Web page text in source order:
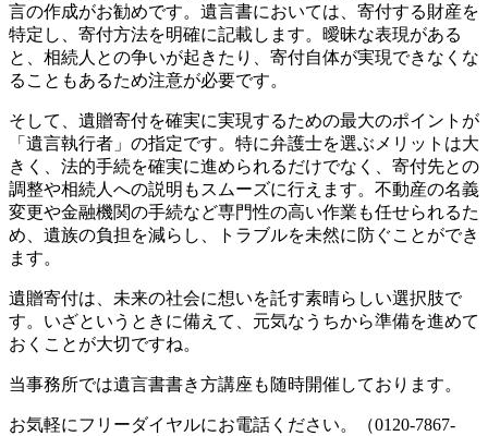
言の作成がお勧めです。遺言書においては、寄付する財産を
特定し、寄付方法を明確に記載します。曖昧な表現がある
と、相続人との争いが起きたり、寄付自体が実現できなくな
ることもあるため注意が必要です。
そして、遺贈寄付を確実に実現するための最大のポイントが
「遺言執行者」の指定です。特に弁護士を選ぶメリットは大
きく、法的手続を確実に進められるだけでなく、寄付先との
調整や相続人への説明もスムーズに行えます。不動産の名義
変更や金融機関の手続など専門性の高い作業も任せられるた
め、遺族の負担を減らし、トラブルを未然に防ぐことができ
ます。
遺贈寄付は、未来の社会に想いを託す素晴らしい選択肢で
す。いざというときに備えて、元気なうちから準備を進めて
おくことが大切ですね。
当事務所では遺言書書き方講座も随時開催しております。
お気軽にフリーダイヤルにお電話ください。（0120-7867-